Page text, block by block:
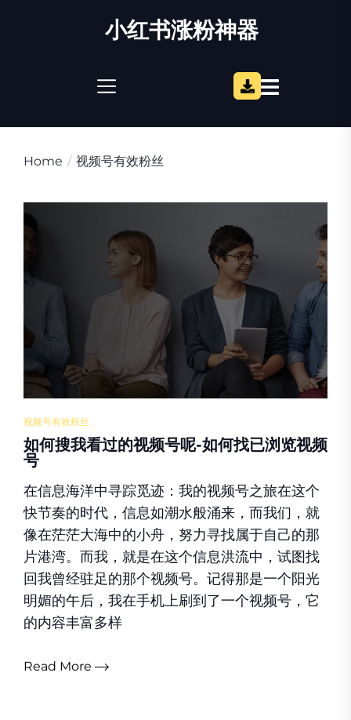
小红书涨粉神器
Home 视频号有效粉丝
视频号有效粉丝
如何搜我看过的视频号呢-如何找已浏览视频
号
在信息海洋中寻踪觅迹：我的视频号之旅在这个
快节奏的时代，信息如潮水般涌来，而我们，就
像在茫茫大海中的小舟，努力寻找属于自己的那
片港湾。而我，就是在这个信息洪流中，试图找
回我曾经驻足的那个视频号。记得那是一个阳光
明媚的午后，我在手机上刷到了一个视频号，它
的内容丰富多样
Read More